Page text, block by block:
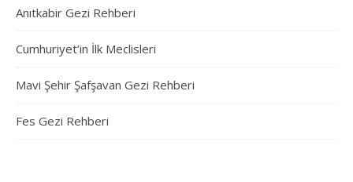
Anıtkabir Gezi Rehberi
Cumhuriyet’in İlk Meclisleri
Mavi Şehir Şafşavan Gezi Rehberi
Fes Gezi Rehberi